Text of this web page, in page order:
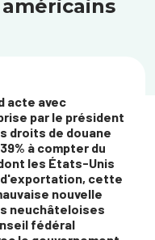
acte avec
par le président
droits de douane
à compter du
les États-Unis
cette
nouvelle
neuchâteloises
fédéral